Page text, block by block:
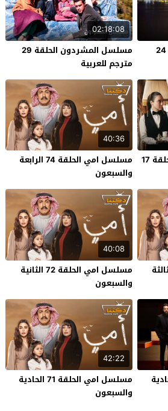
مسلسل دين الروح الحلقة 24
02:18:08
مسلسل المشردون الحلقة 29
مترجم للعربية
مسلسل اذا خسر الملك الحلقة 17
40:36
مسلسل امي الحلقة 74 الرابعة
والسبعون
73 الثالثة
40:08
مسلسل امي الحلقة 72 الثانية
والسبعون
91 الحادية
42:22
مسلسل امي الحلقة 71 الحادية
والسبعون